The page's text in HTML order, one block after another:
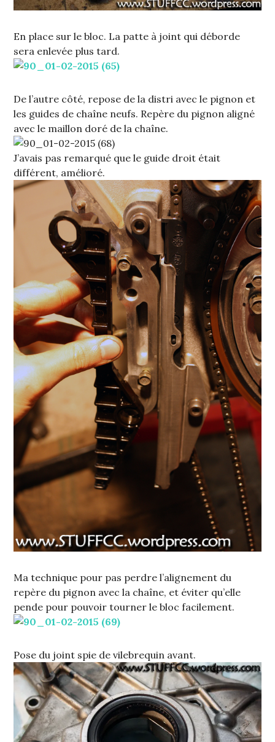
En place sur le bloc. La patte à joint qui déborde
sera enlevée plus tard.
De l’autre côté, repose de la distri avec le pignon et
les guides de chaîne neufs. Repère du pignon aligné
avec le maillon doré de la chaîne.
J’avais pas remarqué que le guide droit était
différent, amélioré.
Ma technique pour pas perdre l’alignement du
repère du pignon avec la chaîne, et éviter qu’elle
pende pour pouvoir tourner le bloc facilement.
Pose du joint spie de vilebrequin avant.